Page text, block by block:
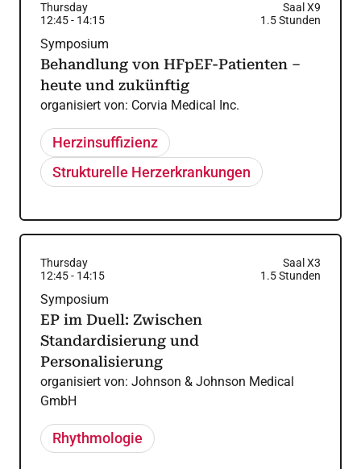
Thursday
Saal X9
12:45- 14:15 1.5Stunden
Symposium
Behandlung von HFpEF-Patienten –
heute und zukünftig
organisiert von: Corvia Medical Inc.
Herzinsuffizienz
Strukturelle Herzerkrankungen
Thursday
Saal X3
12:45- 14:15 1.5Stunden
Symposium
EP im Duell: Zwischen
Standardisierung und
Personalisierung
organisiert von: Johnson & Johnson Medical
GmbH
Rhythmologie